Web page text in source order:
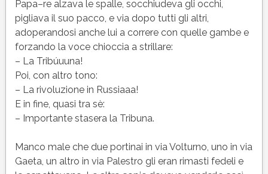
Papa–re alzava le spalle, socchiudeva gli occhi,
pigliava il suo pacco, e via dopo tutti gli altri,
adoperandosi anche lui a correre con quelle gambe e
forzando la voce chioccia a strillare:
– La Tribúuuna!
Poi, con altro tono:
– La rivoluzione in Russiaaa!
E in fine, quasi tra sè:
– Importante stasera la Tribuna.
Manco male che due portinai in via Volturno, uno in via
Gaeta, un altro in via Palestro gli eran rimasti fedeli e